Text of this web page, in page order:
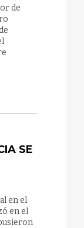
de
SE
en el
en el